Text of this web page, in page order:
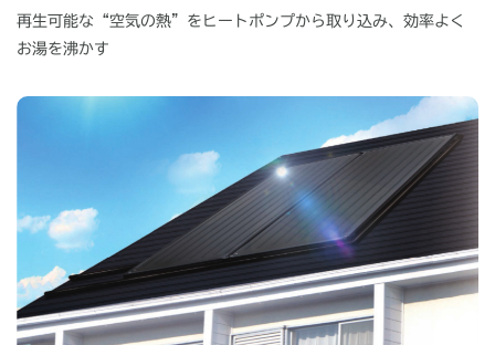
再生可能な“空気の熱”をヒートポンプから取り込み、効率よく
お湯を沸かす